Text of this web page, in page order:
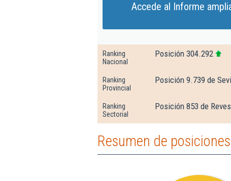
Accede al Informe
Ranking
Nacional
Posición 304.292
Ranking
Provincial
Posición 9.739 de
Ranking
Sectorial
Posición 853 de
Resumen de